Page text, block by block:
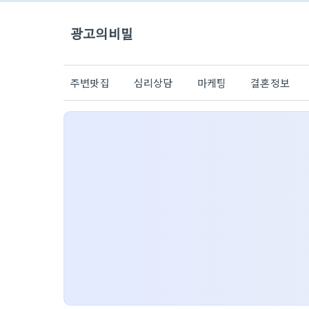
광고의비밀
주변맛집 심리상담 마케팅 결혼정보